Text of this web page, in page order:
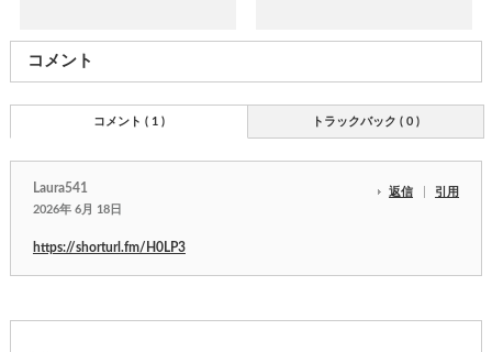
コメント
トラックバック ( 0 )
コメント ( 1 )
Laura541
2026年 6月 18日
返信 引用
https://shorturl.fm/H0LP3